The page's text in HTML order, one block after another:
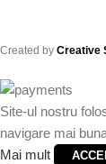
Created by Creative
Site-ul nostru
navigare mai
Mai mult